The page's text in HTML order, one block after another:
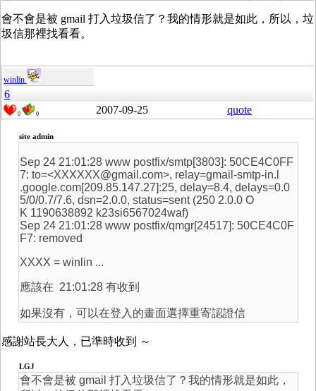
會不會是被 gmail 打入垃圾信了？我的情形就是如此，所以，垃
圾信那裡找看看。
winlin
6
0 0 2007-09-25 quote
site admin
Sep 24 21:01:28 www postfix/smtp[3803]: 50CE4C0FF
7: to=<XXXXXX@gmail.com>, relay=gmail-smtp-in.l
.google.com[209.85.147.27]:25, delay=8.4, delays=0.0
5/0/0.7/7.6, dsn=2.0.0, status=sent (250 2.0.0 O
K 1190638892 k23si6567024waf)
Sep 24 21:01:28 www postfix/qmgr[24517]: 50CE4C0F
F7: removed
XXXX = winlin ...
應該在 21:01:28 有收到
如果沒有，可以在登入的畫面選擇重寄認證信
感謝站長大人，已準時收到 ～
LGJ
會不會是被 gmail 打入垃圾信了？我的情形就是如此，